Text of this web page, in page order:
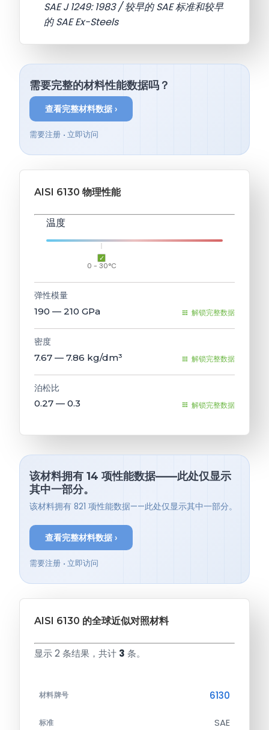
SAE J 1249: 1983 / 较早的 SAE 标准和较早
的 SAE Ex-Steels
需要完整的材料性能数据吗？
查看完整材料数据 ›
需要注册 • 立即访问
AISI 6130 物理性能
温度
0 - 30°C
弹性模量
190 — 210 GPa 解锁完整数据
密度
7.67 — 7.86 kg/dm³ 解锁完整数据
泊松比
0.27 — 0.3 解锁完整数据
该材料拥有 14 项性能数据——此处仅显示
其中一部分。
该材料拥有 821 项性能数据——此处仅显示其中一部分。
查看完整材料数据 ›
需要注册 • 立即访问
AISI 6130 的全球近似对照材料
显示 2 条结果，共计 3 条。
材料牌号 6130
标准 SAE